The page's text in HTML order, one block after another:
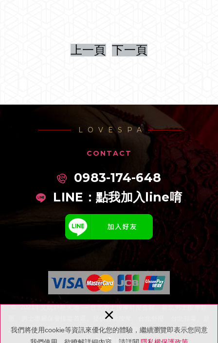
我們將使用cookie等資訊來優化您的體驗，繼續瀏覽即表示您同意
×
上一頁 下一頁
LOVESPA
CONTACT
0983-174-648
LINE： 點我加入line唷
壓、男士專屬保養排毒首選。提供台北按摩、台北舒壓、台北排毒、新
北舒壓按摩、新北市舒壓推薦、台北舒壓會館、中山區舒壓按摩等專業
服務，歡迎預約體驗。